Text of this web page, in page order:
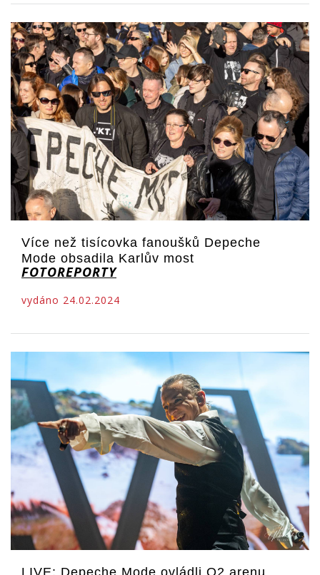
Více než tisícovka fanoušků Depeche
Mode obsadila Karlův most
FOTOREPORTY
vydáno 24.02.2024